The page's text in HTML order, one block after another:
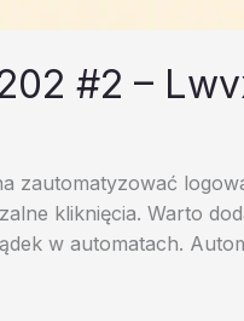
#2 –
zautomatyzować
kliknięcia. Warto
w automatach.